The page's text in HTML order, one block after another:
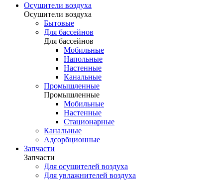
Осушители воздуха
Осушители воздуха
Бытовые
Для бассейнов
Для бассейнов
Мобильные
Напольные
Настенные
Канальные
Промышленные
Промышленные
Мобильные
Настенные
Стационарные
Канальные
Адсорбционные
Запчасти
Запчасти
Для осушителей воздуха
Для увлажнителей воздуха